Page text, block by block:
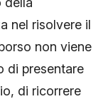
nel risolvere il
non viene
di presentare
di ricorrere